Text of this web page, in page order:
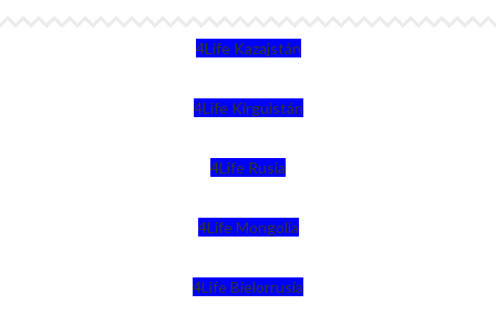
4Life Kazajstán
4Life Kirguistán
4Life Rusia
4Life Mongolia
4Life Bielorrusia